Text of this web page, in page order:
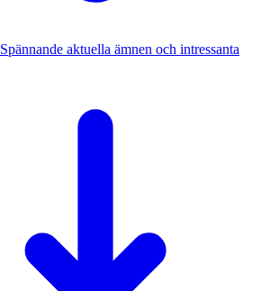
Spännande aktuella ämnen och intressanta